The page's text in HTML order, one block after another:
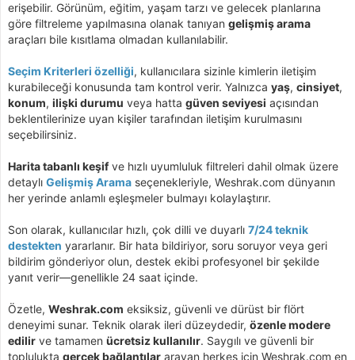
erişebilir. Görünüm, eğitim, yaşam tarzı ve gelecek planlarına
göre filtreleme yapılmasına olanak tanıyan gelişmiş arama
araçları bile kısıtlama olmadan kullanılabilir.
Seçim Kriterleri özelliği, kullanıcılara sizinle kimlerin iletişim
kurabileceği konusunda tam kontrol verir. Yalnızca yaş, cinsiyet,
konum, ilişki durumu veya hatta güven seviyesi açısından
beklentilerinize uyan kişiler tarafından iletişim kurulmasını
seçebilirsiniz.
Harita tabanlı keşifve hızlı uyumluluk filtreleri dahil olmak üzere
detaylı Gelişmiş Arama seçenekleriyle, Weshrak.com dünyanın
her yerinde anlamlı eşleşmeler bulmayı kolaylaştırır.
Son olarak, kullanıcılar hızlı, çok dilli ve duyarlı 7/24 teknik
destekten yararlanır. Bir hata bildiriyor, soru soruyor veya geri
bildirim gönderiyor olun, destek ekibi profesyonel bir şekilde
yanıt verir—genellikle 24 saat içinde.
Özetle, Weshrak.com eksiksiz, güvenli ve dürüst bir flört
deneyimi sunar. Teknik olarak ileri düzeydedir, özenle modere
edilir ve tamamen ücretsiz kullanılır. Saygılı ve güvenli bir
toplulukta gerçek bağlantılar arayan herkes için Weshrak.com en